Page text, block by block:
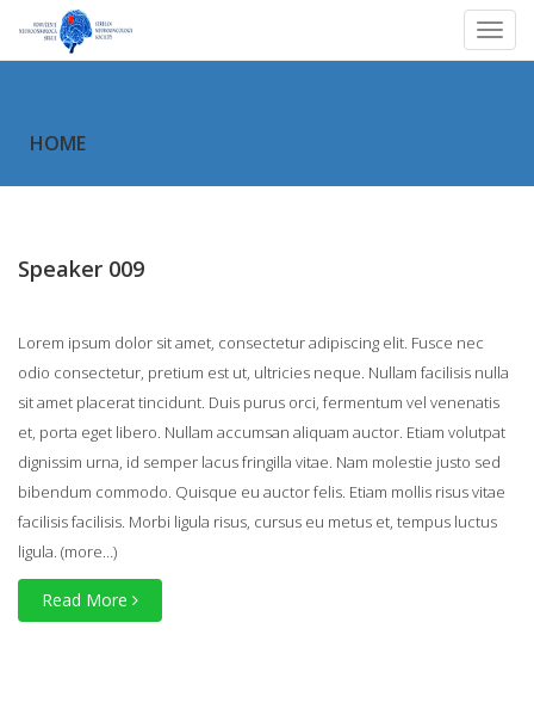
HOME
Speaker 009
Lorem ipsum dolor sit amet, consectetur adipiscing elit. Fusce nec
odio consectetur, pretium est ut, ultricies neque. Nullam facilisis nulla
sit amet placerat tincidunt. Duis purus orci, fermentum vel venenatis
et, porta eget libero. Nullam accumsan aliquam auctor. Etiam volutpat
dignissim urna, id semper lacus fringilla vitae. Nam molestie justo sed
bibendum commodo. Quisque eu auctor felis. Etiam mollis risus vitae
facilisis facilisis. Morbi ligula risus, cursus eu metus et, tempus luctus
ligula. (more…)
Read More